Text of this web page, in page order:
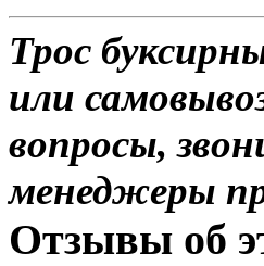
Трос
или
вопросы,
менеджеры
Отзывы об